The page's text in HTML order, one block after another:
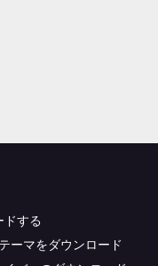
する
ーマをダウンロード